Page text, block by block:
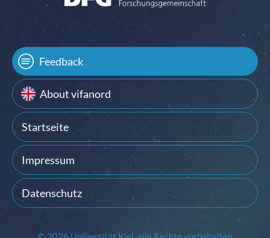
Feedback
About vifanord
Startseite
Impressum
Datenschutz